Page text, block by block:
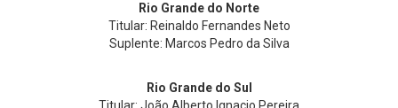
Rio Grande do Norte
Titular: Reinaldo Fernandes Neto
Suplente: Marcos Pedro da Silva
Rio Grande do Sul